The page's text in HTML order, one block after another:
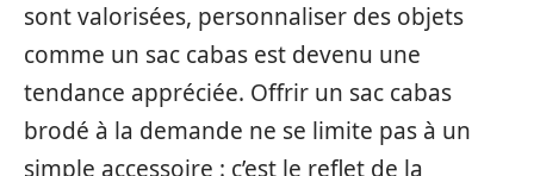
sont valorisées, personnaliser des objets
comme un sac cabas est devenu une
tendance appréciée. Offrir un sac cabas
brodé à la demande ne se limite pas à un
simple accessoire : c’est le reflet de la